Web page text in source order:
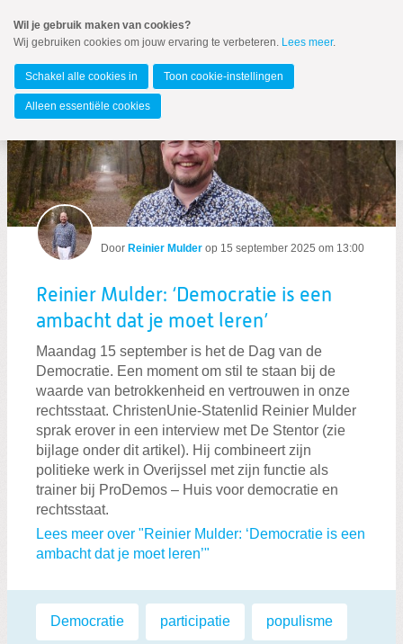
naar
Spring
de
inhoud
Spring
naar
hoofdmenu
Overijssel
MENU
Zoeken:
Zoeken
Door Reinier Mulder op 15 september 2025 om 13:00
Reinier Mulder: ‘Democratie is een
ambacht dat je moet leren’
Maandag 15 september is het de Dag van de
Democratie. Een moment om stil te staan bij de
waarde van betrokkenheid en vertrouwen in onze
rechtsstaat. ChristenUnie-Statenlid Reinier Mulder
sprak erover in een interview met De Stentor (zie
bijlage onder dit artikel). Hij combineert zijn
politieke werk in Overijssel met zijn functie als
trainer bij ProDemos – Huis voor democratie en
rechtsstaat.
Lees meer over "Reinier Mulder: ‘Democratie is een
ambacht dat je moet leren’"
Labels:
Democratie participatie populisme
Wil je gebruik maken van cookies?
Wij gebruiken cookies om jouw ervaring te verbeteren. Lees meer.
Schakel alle cookies in Toon cookie-instellingen
Alleen essentiële cookies